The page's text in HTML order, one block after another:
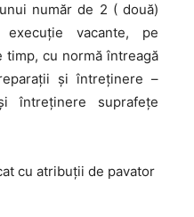
număr de 2 ( două)
vacante, pe
timp, cu normă întreagă
şi întreţinere –
întreţinere suprafeţe
cu atribuţii de pavator